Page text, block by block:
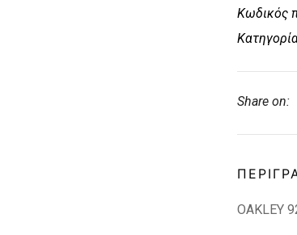
Κωδικός
Share on:
OAKLEY